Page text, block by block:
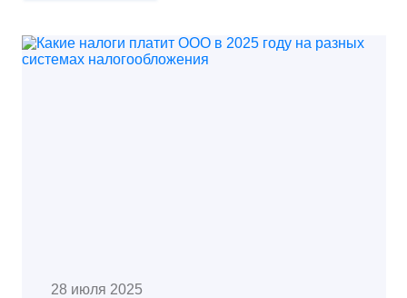
28 июля 2025